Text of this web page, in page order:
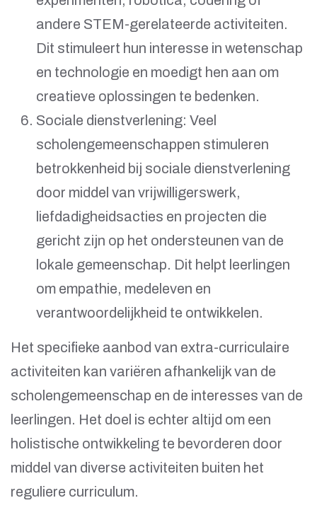
andere STEM-gerelateerde activiteiten.
Dit stimuleert hun interesse in wetenschap
en technologie en moedigt hen aan om
creatieve oplossingen te bedenken.
Sociale dienstverlening: Veel
scholengemeenschappen stimuleren
betrokkenheid bij sociale dienstverlening
door middel van vrijwilligerswerk,
liefdadigheidsacties en projecten die
gericht zijn op het ondersteunen van de
lokale gemeenschap. Dit helpt leerlingen
om empathie, medeleven en
verantwoordelijkheid te ontwikkelen.
Het specifieke aanbod van extra-curriculaire
activiteiten kan variëren afhankelijk van de
scholengemeenschap en de interesses van de
leerlingen. Het doel is echter altijd om een
holistische ontwikkeling te bevorderen door
middel van diverse activiteiten buiten het
reguliere curriculum.